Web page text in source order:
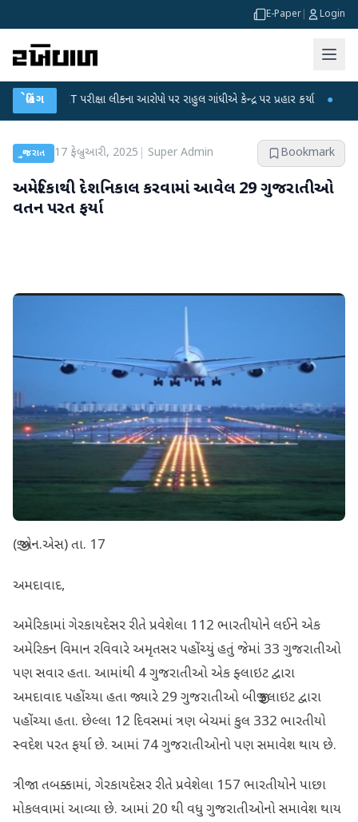
E-Paper Login
બ્રેકિંગ
પરીક્ષા લીકના આરોપો પર રાહુલ ગાંધીએ કેન્દ્ર પર પ્રહાર કર્યા ● હિંમતનગરમાં
ગુજરાત 17 ફેબ્રુઆરી, 2025 Super Admin Bookmark
અમેરિકાથી દેશનિકાલ કરવામાં આવેલ 29 ગુજરાતીઓ
વતન પરત ફર્યા
(જી.એન.એસ) તા. 17
અમદાવાદ,
અમેરિકામાં ગેરકાયદેસર રીતે પ્રવેશેલા 112 ભારતીયોને લઈને એક
અમેરિકન વિમાન રવિવારે અમૃતસર પહોંચ્યું હતું જેમાં 33 ગુજરાતીઓ
પણ સવાર હતા. આમાંથી 4 ગુજરાતીઓ એક ફ્લાઇટ દ્વારા
અમદાવાદ પહોંચ્યા હતા જ્યારે 29 ગુજરાતીઓ બીજી ફ્લાઇટ દ્વારા
પહોંચ્યા હતા. છેલ્લા 12 દિવસમાં ત્રણ બેચમાં કુલ 332 ભારતીયો
સ્વદેશ પરત ફર્યા છે. આમાં 74 ગુજરાતીઓનો પણ સમાવેશ થાય છે.
ત્રીજા તબક્કામાં, ગેરકાયદેસર રીતે પ્રવેશેલા 157 ભારતીયોને પાછા
મોકલવામાં આવ્યા છે. આમાં 20 થી વધુ ગુજરાતીઓનો સમાવેશ થાય